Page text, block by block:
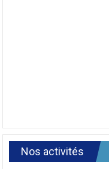
Nos activités